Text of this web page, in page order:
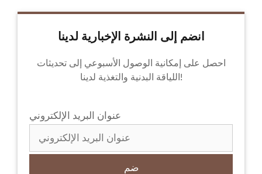
انضم إلى النشرة الإخبارية لدينا
احصل على إمكانية الوصول الأسبوعي إلى تحديثات
اللياقة البدنية والتغذية لدينا!
عنوان البريد الإلكتروني